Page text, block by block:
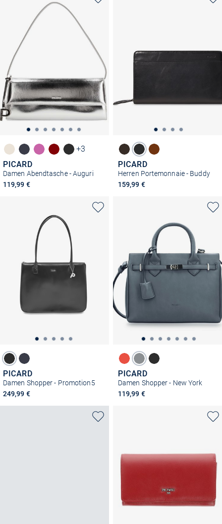
+3
PICARD
Damen Abendtasche - Auguri
119,99 €
PICARD
Herren Portemonnaie - Buddy
159,99 €
PICARD
Damen Shopper - Promotion5
249,99 €
PICARD
Damen Shopper - New York
119,99 €